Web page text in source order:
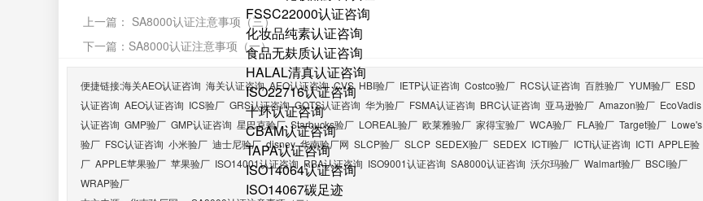
FSSC22000认证咨询
化妆品纯素认证咨询
食品无麸质认证咨询
HALAL清真认证咨询
ISO22716认证咨询
十环认证咨询
CBAM认证咨询
TAPA认证咨询
ISO14064认证咨询
ISO14067碳足迹
上一篇： SA8000认证注意事项（三）
下一篇： SA8000认证注意事项（一）
便捷链接:海关AEO认证咨询 海关认证咨询 AEO认证咨询 CVS HBI验厂 IETP认证咨询 Costco验厂 RCS认证咨询 百胜验厂 YUM验厂 ESD
认证咨询 AEO认证咨询 ICS验厂 GRS认证咨询 GOTS认证咨询 华为验厂 FSMA认证咨询 BRC认证咨询 亚马逊验厂 Amazon验厂 EcoVadis
认证咨询 GMP验厂 GMP认证咨询 星巴克验厂 Starbucks验厂 LOREAL验厂 欧莱雅验厂 家得宝验厂 WCA验厂 FLA验厂 Target验厂 Lowe's
验厂 FSC认证咨询 小米验厂 迪士尼验厂 disney 华南验厂网 SLCP验厂 SLCP SEDEX验厂 SEDEX ICTI验厂 ICTI认证咨询 ICTI APPLE验
厂 APPLE苹果验厂 苹果验厂 ISO14001认证咨询 RBA认证咨询 ISO9001认证咨询 SA8000认证咨询 沃尔玛验厂 Walmart验厂 BSCI验厂
WRAP验厂